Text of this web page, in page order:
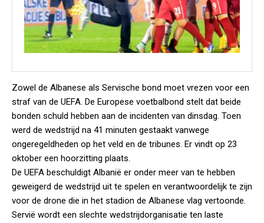
Zowel de Albanese als Servische bond moet vrezen voor een
straf van de UEFA. De Europese voetbalbond stelt dat beide
bonden schuld hebben aan de incidenten van dinsdag. Toen
werd de wedstrijd na 41 minuten gestaakt vanwege
ongeregeldheden op het veld en de tribunes. Er vindt op 23
oktober een hoorzitting plaats.
De UEFA beschuldigt Albanië er onder meer van te hebben
geweigerd de wedstrijd uit te spelen en verantwoordelijk te zijn
voor de drone die in het stadion de Albanese vlag vertoonde.
Servië wordt een slechte wedstrijdorganisatie ten laste